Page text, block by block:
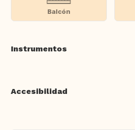
Balcón
Instrumentos
Accesibilidad